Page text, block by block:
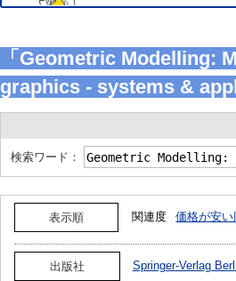
「Geometric Modelling:
graphics - systems &
検索ワード：
表示順 関連度 価格が安い
出版社 Springer-Verlag